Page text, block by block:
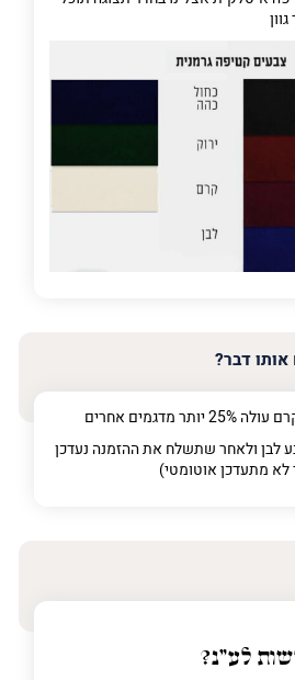
דבר?
מדגמים אחרים
לבן ולאחר שתשלח את ההזמנה נעדכן
לא מתעדכן אוטומטי)
לע"נ?